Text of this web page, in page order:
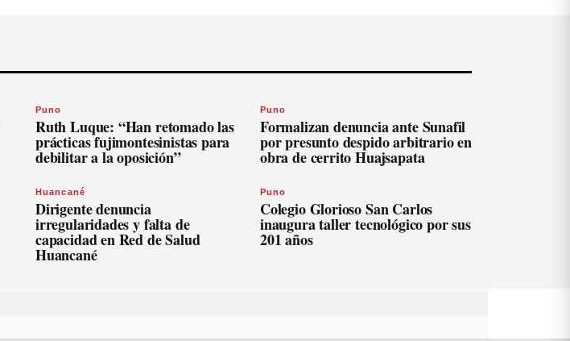
Puno
Ruth Luque: “Han retomado las
prácticas fujimontesinistas para
debilitar a la oposición”
Puno
Formalizan denuncia ante Sunafil
por presunto despido arbitrario en
obra de cerrito Huajsapata
Huancané
Dirigente denuncia
irregularidades y falta de
capacidad en Red de Salud
Huancané
Puno
Colegio Glorioso San Carlos
inaugura taller tecnológico por sus
201 años